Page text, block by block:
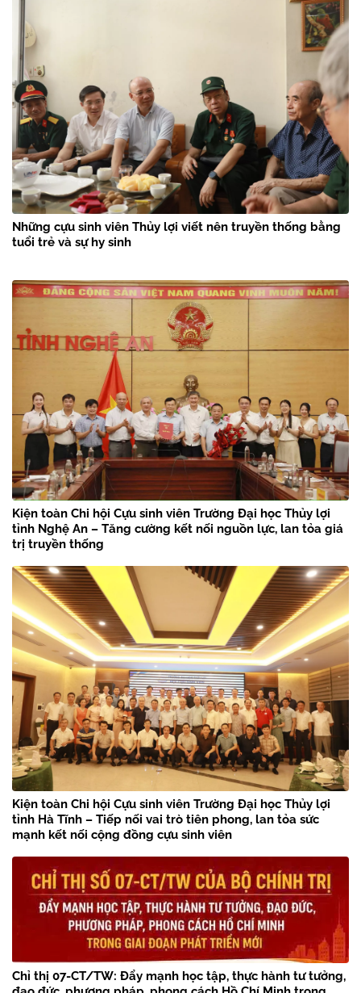
Những cựu sinh viên Thủy lợi viết nên truyền thống bằng
tuổi trẻ và sự hy sinh
Kiện toàn Chi hội Cựu sinh viên Trường Đại học Thủy lợi
tỉnh Nghệ An – Tăng cường kết nối nguồn lực, lan tỏa giá
trị truyền thống
Kiện toàn Chi hội Cựu sinh viên Trường Đại học Thủy lợi
tỉnh Hà Tĩnh – Tiếp nối vai trò tiên phong, lan tỏa sức
mạnh kết nối cộng đồng cựu sinh viên
Chỉ thị 07-CT/TW: Đẩy mạnh học tập, thực hành tư tưởng,